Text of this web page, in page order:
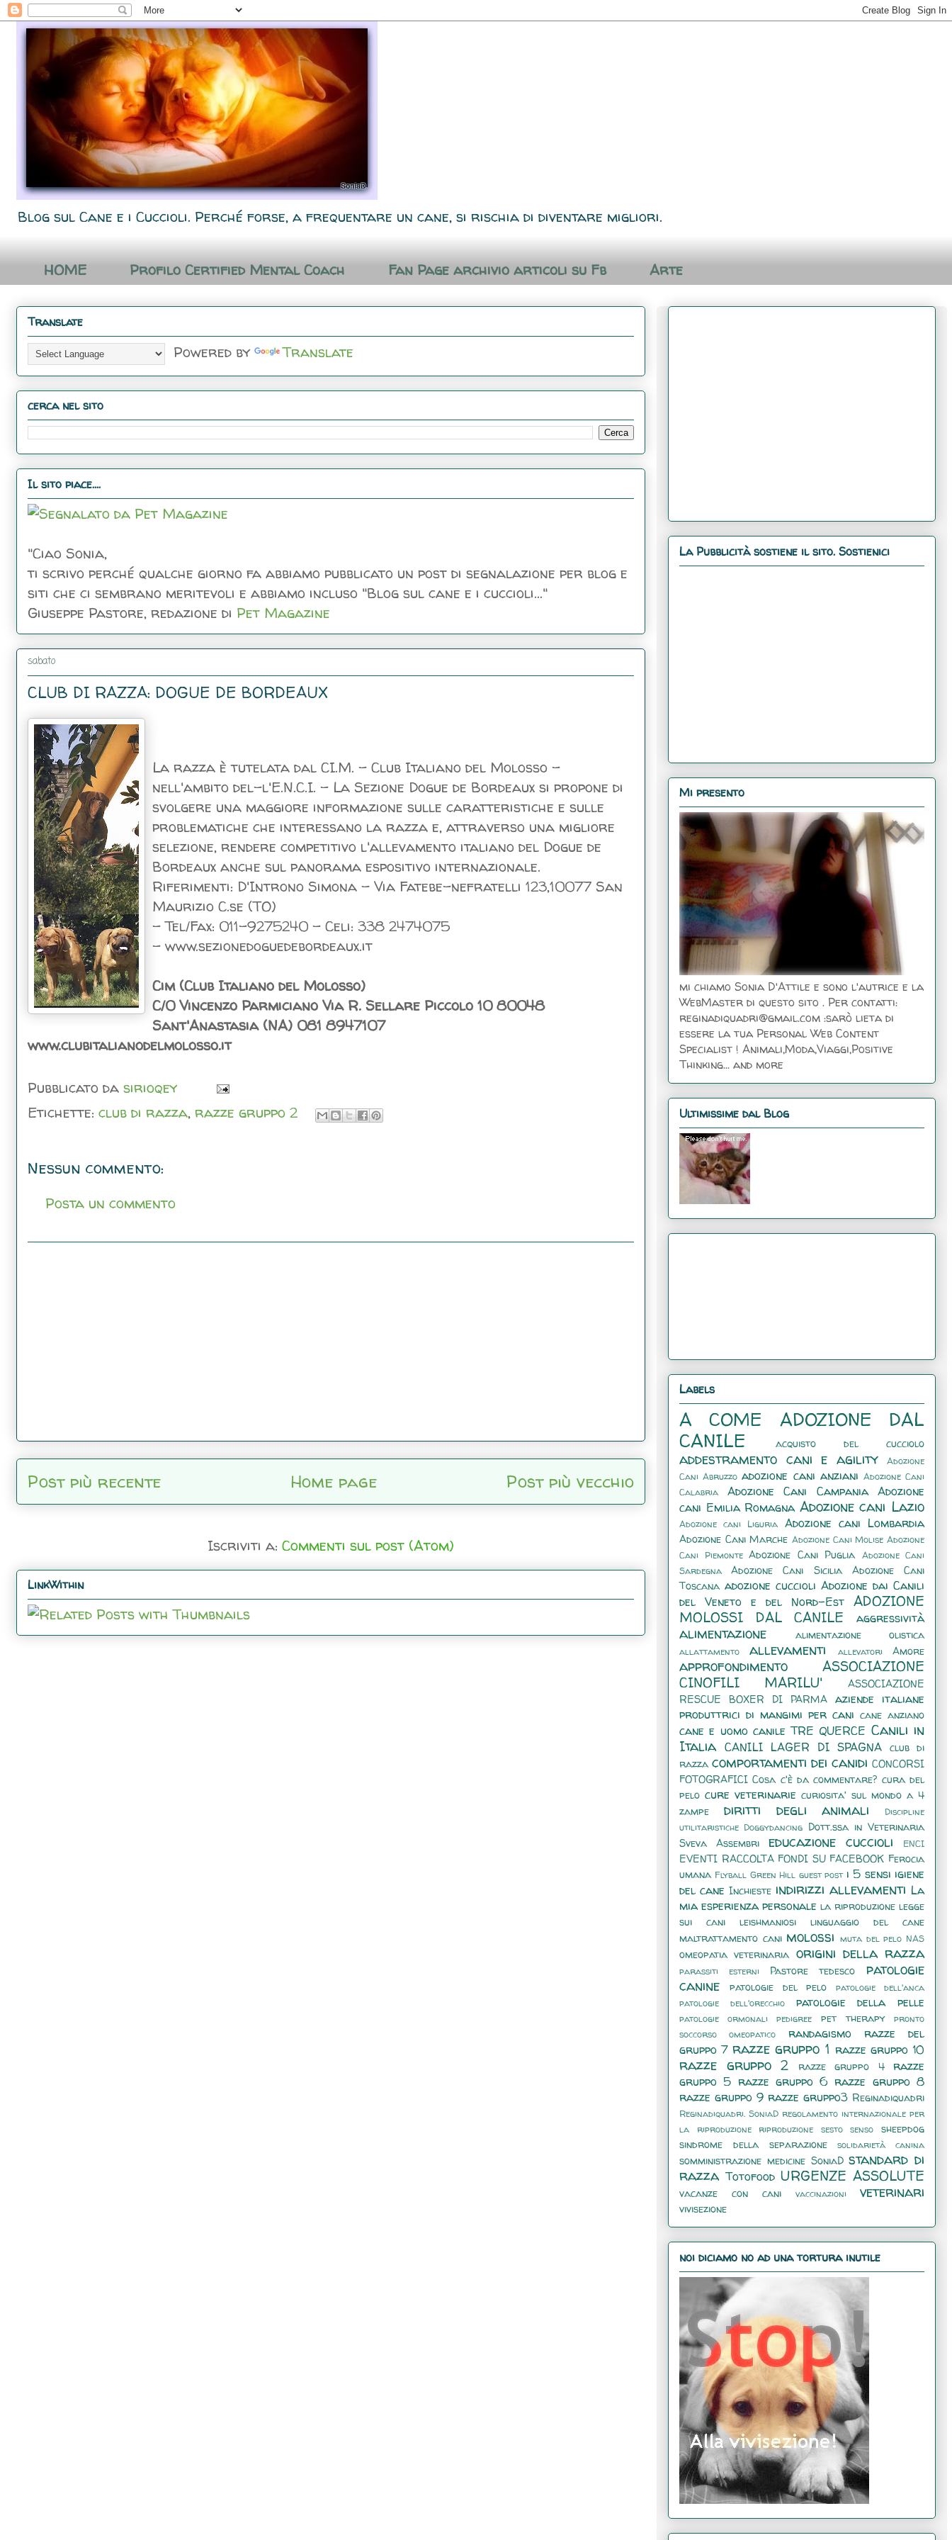
Blog sul Cane e i Cuccioli. Perché forse, a frequentare un cane, si rischia di diventare migliori.
HOME Profilo Certified Mental Coach Fan Page archivio articoli su Fb Arte
Translate
Powered by Translate
cerca nel sito
Il sito piace....
"Ciao Sonia,
ti scrivo perché qualche giorno fa abbiamo pubblicato un post di segnalazione per blog e
siti che ci sembrano meritevoli e abbiamo incluso "Blog sul cane e i cuccioli..."
Giuseppe Pastore, redazione di Pet Magazine
sabato
CLUB DI RAZZA: DOGUE DE BORDEAUX
La razza è tutelata dal CI.M. - Club Ita­liano del Molosso -
nell'ambito del-l'E.N.C.I. - La Sezione Dogue de Bordeaux si propone di
svolgere una maggiore in­formazione sulle caratteristiche e sulle
pro­blematiche che interessano la razza e, attraverso una migliore
selezione, rende­re competitivo l'allevamento italiano del Dogue de
Bordeaux anche sul panorama espositivo internazionale.
Riferimenti: D'Introno Simona - Via Fatebe-nefratelli 123,10077 San
Maurizio C.se (TO)
- Tel/Fax: 011-9275240 - Celi: 338 2474075
- www.sezionedoguedebordeaux.it
Cim (Club Italiano del Molosso)
C/0 Vincenzo Parmiciano Via R. Sellare Piccolo 10 80048
Sant'Anastasia (NA) 081 8947107
www.clubitalianodelmolosso.it
Pubblicato da sirioqey
Etichette: club di razza, razze gruppo 2
Nessun commento:
Posta un commento
Post più recente Post più vecchio
Home page
Iscriviti a: Commenti sul post (Atom)
LinkWithin
La Pubblicità sostiene il sito. Sostienici
Mi presento
mi chiamo Sonia D'Attile e sono l'autrice e la
WebMaster di questo sito . Per contatti:
reginadiquadri@gmail.com :sarò lieta di
essere la tua Personal Web Content
Specialist ! Animali,Moda,Viaggi,Positive
Thinking... and more
Ultimissime dal Blog
Labels
A COME ADOZIONE DAL
CANILE
acquisto del cucciolo
addestramento cani e agility
Adozione
Cani Abruzzo adozione cani anziani Adozione Cani
Calabria
Adozione Cani Campania
Adozione
cani Emilia Romagna Adozione cani Lazio
Adozione cani Liguria Adozione cani Lombardia
Adozione Cani Marche Adozione Cani Molise Adozione
Cani Piemonte Adozione Cani Puglia Adozione Cani
Sardegna
Adozione Cani Sicilia
Adozione Cani
Toscana adozione cuccioli Adozione dai Canili
del Veneto e del Nord-Est ADOZIONE
MOLOSSI DAL CANILE
aggressività
alimentazione alimentazione olistica
allattamento allevamenti allevatori Amore
approfondimento
ASSOCIAZIONE
CINOFILI MARILU'
ASSOCIAZIONE
RESCUE BOXER DI PARMA aziende italiane
produttrici di mangimi per cani cane anziano
cane e uomo canile TRE QUERCE Canili in
Italia CANILI LAGER DI SPAGNA club di
razza comportamenti dei canidi CONCORSI
FOTOGRAFICI Cosa c'è da commentare? cura del
pelo cure veterinarie curiosita' sul mondo a 4
zampe
diritti degli animali
Discipline
utilitaristiche Doggydancing Dott.ssa in Veterinaria
Sveva Assembri
educazione cuccioli ENCI
EVENTI RACCOLTA FONDI SU FACEBOOK Ferocia
umana Flyball Green Hill guest post i 5 sensi igiene
del cane Inchieste indirizzi allevamenti La
mia esperienza personale la riproduzione legge
sui cani
leishmaniosi
linguaggio del cane
maltrattamento cani molossi muta del pelo NAS
omeopatia veterinaria origini della razza
parassiti esterni Pastore tedesco
patologie
canine
patologie del pelo
patologie dell'anca
patologie dell'orecchio
patologie della pelle
patologie ormonali pedigree pet therapy
pronto
soccorso omeopatico
randagismo
razze del
gruppo 7 razze gruppo 1 razze gruppo 10
razze gruppo 2 razze gruppo 4
razze
gruppo 5 razze gruppo 6 razze gruppo 8
razze gruppo 9 razze gruppo3 Reginadiquadri
Reginadiquadri. SoniaD regolamento internazionale per
la riproduzione
riproduzione sesto senso
sheepdog
sindrome della separazione
solidarietà canina
somministrazione medicine SoniaD standard di
razza Totofood URGENZE ASSOLUTE
vacanze con cani vaccinazioni veterinari
vivisezione
noi diciamo no ad una tortura inutile